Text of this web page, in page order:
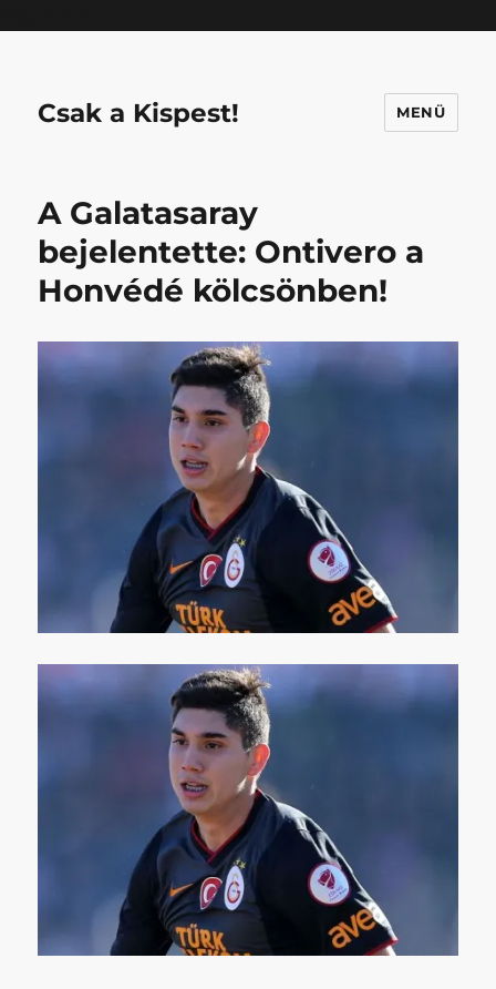
Csak a Kispest! MENÜ
A Galatasaray
bejelentette: Ontivero a
Honvédé kölcsönben!